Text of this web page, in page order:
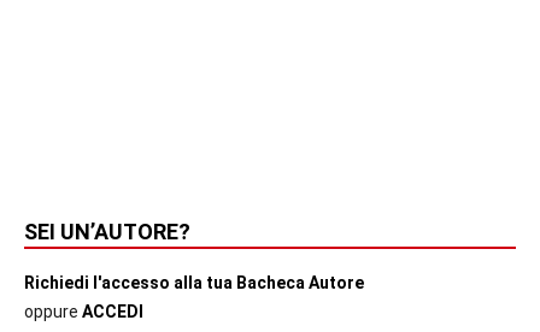
SEI UN’AUTORE?
Richiedi l'accesso alla tua Bacheca Autore
oppure ACCEDI